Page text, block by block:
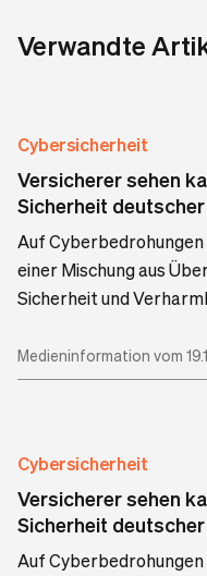
Verwandte
Cybersicherheit
Versicherer sehen
Sicherheit
Auf
einer Mischung aus
Sicherheit und
Medieninformation vom
Cybersicherheit
Versicherer sehen
Sicherheit
Auf